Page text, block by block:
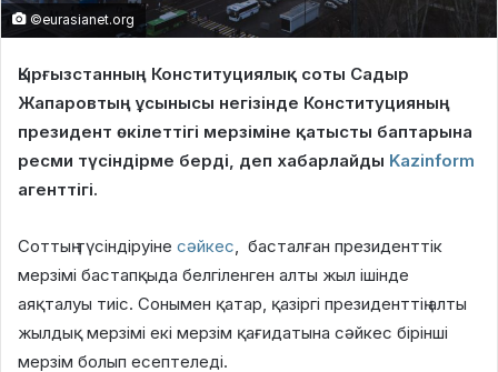
©eurasianet.org
Қырғызстанның Конституциялық соты Садыр
Жапаровтың ұсынысы негізінде Конституцияның
президент өкілеттігі мерзіміне қатысты баптарына
ресми түсіндірме берді, деп хабарлайды Kazinform
агенттігі.
Соттың түсіндіруіне сәйкес , басталған президенттік
мерзімі бастапқыда белгіленген алты жыл ішінде
аяқталуы тиіс. Сонымен қатар, қазіргі президенттің алты
жылдық мерзімі екі мерзім қағидатына сәйкес бірінші
мерзім болып есептеледі.